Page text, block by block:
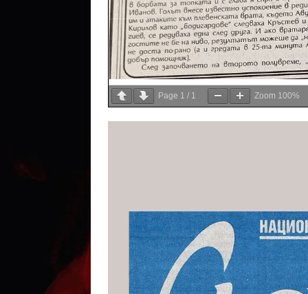
Page 1 / 1 Zoom 100%